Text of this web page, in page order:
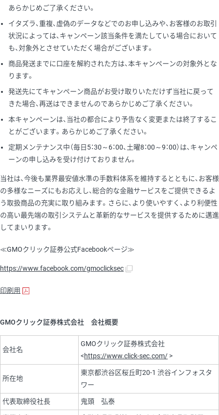
あらかじめご了承ください。
イタズラ、重複、虚偽のデータなどでのお申し込みや、お客様のお取引
状況によっては、キャンペーン該当条件を満たしている場合において
も、対象外とさせていただく場合がございます。
商品発送までに口座を解約された方は、本キャンペーンの対象外とな
ります。
発送先にてキャンペーン商品がお受け取りいただけず当社に戻って
きた場合、再送はできませんのであらかじめご了承ください。
本キャンペーンは、当社の都合により予告なく変更または終了するこ
とがございます。あらかじめご了承ください。
定期メンテナンス中（毎日5：30～6：00、土曜8：00～9：00）は、キャンペ
ーンの申し込みを受け付けておりません。
当社は、今後も業界最安値水準の手数料体系を維持するとともに、お客様
の多様なニーズにもお応えし、総合的な金融サービスをご提供できるよ
う取扱商品の充実に取り組みます。さらに、より使いやすく、より利便性
の高い最先端の取引システムと革新的なサービスを提供するために邁進
してまいります。
≪GMOクリック証券公式Facebookページ≫
https://www.facebook.com/gmoclicksec
印刷用
GMOクリック証券株式会社 会社概要
会社名
GMOクリック証券株式会社
<https://www.click-sec.com/ >
所在地
東京都渋谷区桜丘町20-1 渋谷インフォスタ
ワー
代表取締役社長 鬼頭 弘泰